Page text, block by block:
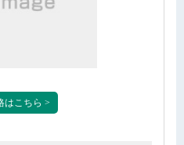
はこちら >